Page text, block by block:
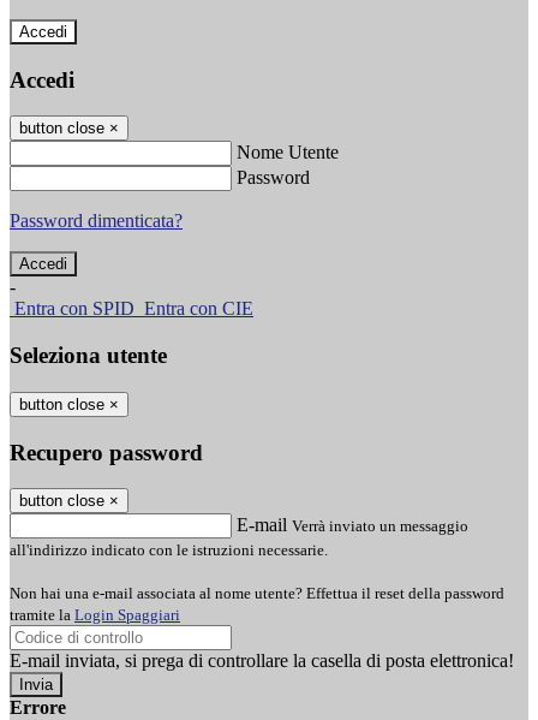
Accedi
Accedi
button close ×
Nome Utente
Password
Password dimenticata?
-
Entra con SPID Entra con CIE
Seleziona utente
button close ×
Recupero password
button close ×
E-mail Verrà inviato un messaggio
all'indirizzo indicato con le istruzioni necessarie.
Non hai una e-mail associata al nome utente? Effettua il reset della password
tramite la Login Spaggiari
E-mail inviata, si prega di controllare la casella di posta elettronica!
Errore